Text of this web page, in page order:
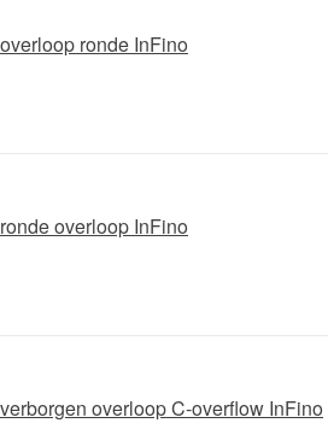
ronde InFino
overloop InFino
overloop C-overflow InFino